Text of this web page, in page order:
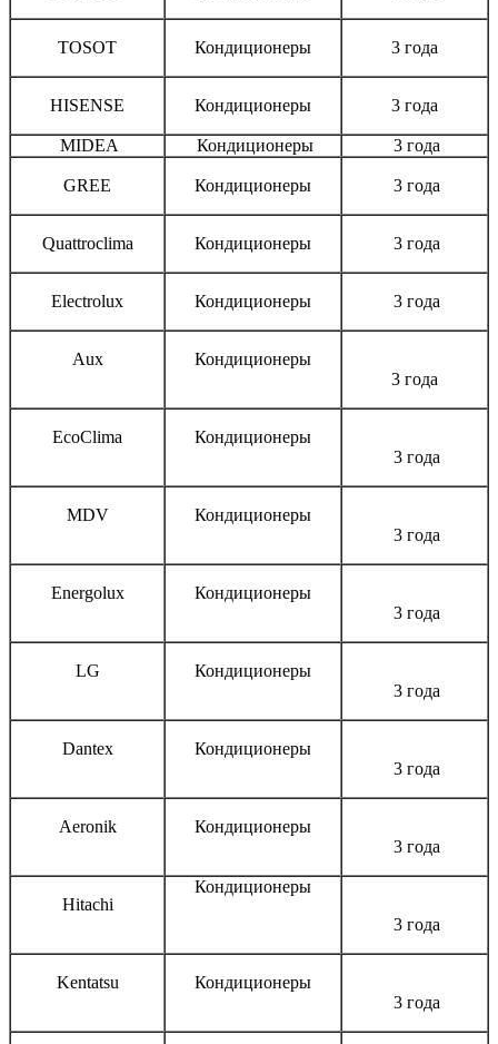
TOSOT Кондиционеры 3 года
HISENSE Кондиционеры 3 года
MIDEA Кондиционеры 3 года
GREE Кондиционеры 3 года
Quattroclima Кондиционеры 3 года
Electrolux Кондиционеры 3 года
Aux
Кондиционеры
3 года
EcoClima
Кондиционеры
3 года
MDV
Кондиционеры
3 года
Energolux
Кондиционеры
3 года
LG
Кондиционеры
3 года
Dantex
Кондиционеры
3 года
Aeronik
Кондиционеры
3 года
Hitachi
Кондиционеры
3 года
Kentatsu
Кондиционеры
3 года